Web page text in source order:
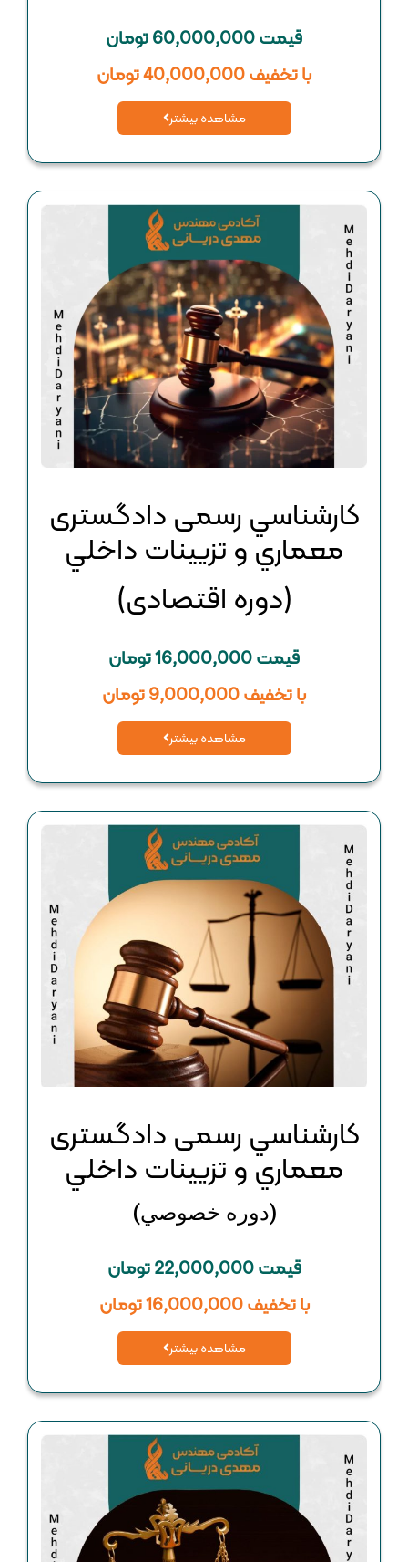
قیمت 60,000,000 تومان
با تخفیف 40,000,000 تومان
مشاهده بیشتر
كارشناسي رسمی دادگستری
معماري و تزيينات داخلي
(دوره اقتصادی)
قیمت 16,000,000 تومان
با تخفیف 9,000,000 تومان
مشاهده بیشتر
كارشناسي رسمی دادگستری
معماري و تزيينات داخلي
(دوره خصوصي)
قیمت 22,000,000 تومان
با تخفیف 16,000,000 تومان
مشاهده بیشتر